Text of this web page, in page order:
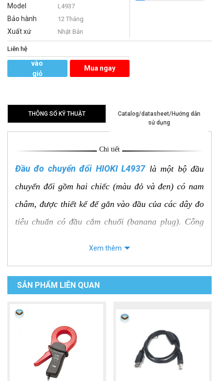
Model L4937
Bảo hành 12 Tháng
Xuất xứ Nhật Bản
Liên hệ
vào
giỏ
Mua ngay
THÔNG SỐ KỸ THUẬT
Catalog/datasheet/Hướng dẫn
sử dụng
Chi tiết
Đầu đo chuyển đổi HIOKI L4937là một bộ đầu
chuyển đổi gồm hai chiếc (màu đỏ và đen) có nam
châm, được thiết kế để gắn vào đầu của các dây đo
tiêu chuẩn có đầu cắm chuối (banana plug). Công
loại (như đầu vít M6, thanh cái, hoặc các chi tiết
kim loại khác) mà không cần phải dùng tay giữ,
tăng sự tiện lợi và an toàn.
Các đặc điểm nổi bật và thông số kỹ
thuật chính
Xem thêm
SẢN PHẨM LIÊN QUAN